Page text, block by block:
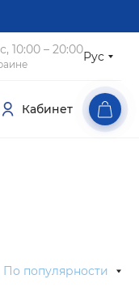
10:00 – 20:00Рус
Кабинет
По популярности